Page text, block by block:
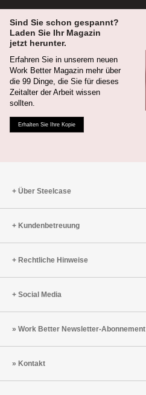
Sind Sie schon gespannt?
Laden Sie Ihr Magazin
jetzt herunter.
Erfahren Sie in unserem neuen
Work Better Magazin mehr über
die 99 Dinge, die Sie für dieses
Zeitalter der Arbeit wissen
sollten.
Erhalten Sie Ihre Kopie
Über Steelcase
Kundenbetreuung
Rechtliche Hinweise
Social Media
Work Better Newsletter-Abonnement
Kontakt